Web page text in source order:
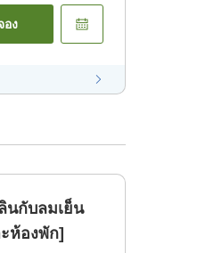
อง
นกับลมเย็น
ห้องพัก]